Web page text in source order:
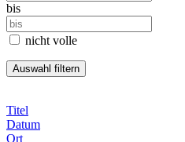
bis
nicht volle
Titel
Datum
Ort